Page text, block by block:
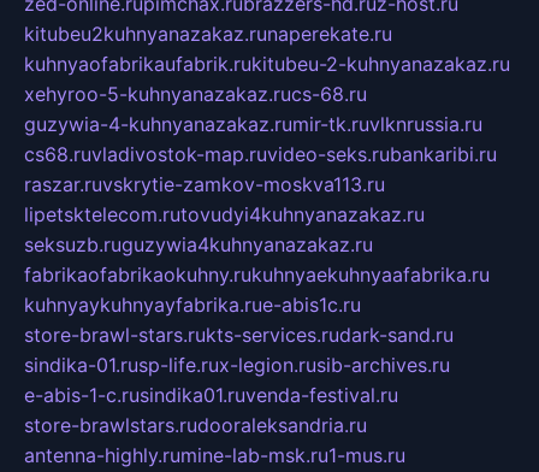
kitubeu2kuhnyanazakaz.runaperekate.ru
kuhnyaofabrikaufabrik.rukitubeu-2-kuhnyanazakaz.ru
xehyroo-5-kuhnyanazakaz.rucs-68.ru
guzywia-4-kuhnyanazakaz.rumir-tk.ruvlknrussia.ru
cs68.ruvladivostok-map.ruvideo-seks.rubankaribi.ru
raszar.ruvskrytie-zamkov-moskva113.ru
lipetsktelecom.rutovudyi4kuhnyanazakaz.ru
seksuzb.ruguzywia4kuhnyanazakaz.ru
fabrikaofabrikaokuhny.rukuhnyaekuhnyaafabrika.ru
kuhnyaykuhnyayfabrika.rue-abis1c.ru
store-brawl-stars.rukts-services.rudark-sand.ru
sindika-01.rusp-life.rux-legion.rusib-archives.ru
e-abis-1-c.rusindika01.ruvenda-festival.ru
store-brawlstars.rudooraleksandria.ru
antenna-highly.rumine-lab-msk.ru1-mus.ru